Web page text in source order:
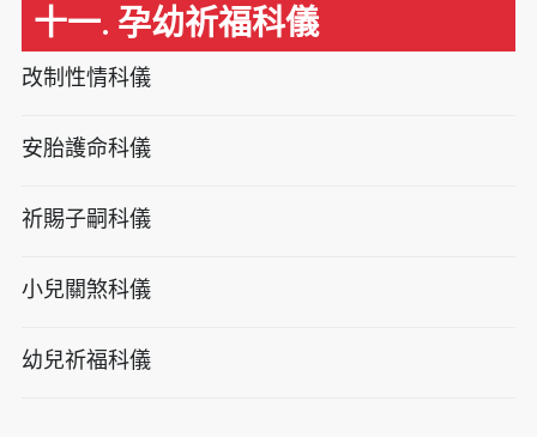
十一. 孕幼祈福科儀
改制性情科儀
安胎護命科儀
祈賜子嗣科儀
小兒關煞科儀
幼兒祈福科儀